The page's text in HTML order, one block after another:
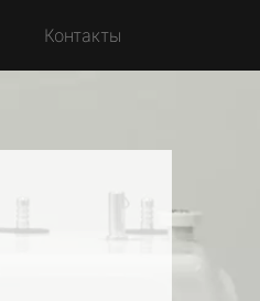
Контакты